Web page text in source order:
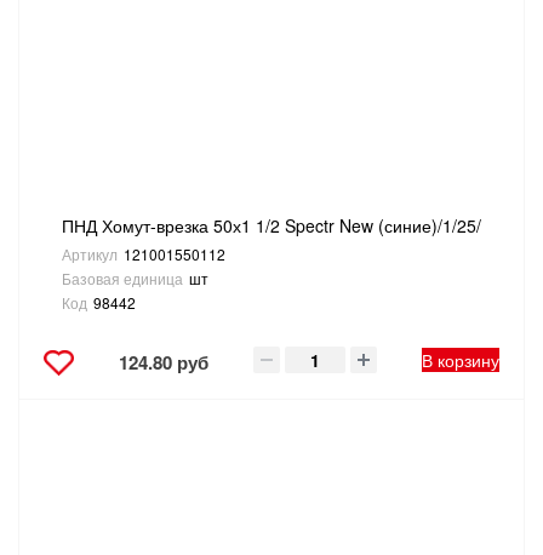
ПНД Хомут-врезка 50х1 1/2 Spectr New (синие)/1/25/
Артикул 121001550112
Базовая единица шт
Код 98442
124.80 руб В корзину